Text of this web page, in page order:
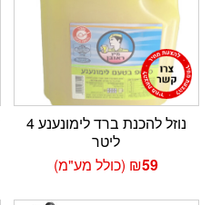
נוזל להכנת ברד לימונענע 4
ליטר
₪59 (כולל מע"מ)